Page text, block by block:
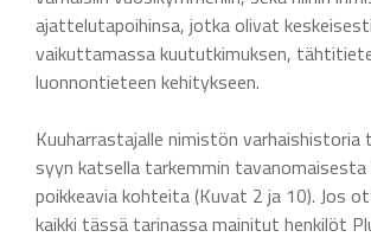
ajattelutapoihinsa, jotka olivat keskeisesti
vaikuttamassa kuututkimuksen,
luonnontieteen kehitykseen.
Kuuharrastajalle nimistön varhaishistoria
syyn katsella tarkemmin tavanomaisesta
poikkeavia kohteita (Kuvat 2 ja 10). Jos
kaikki tässä tarinassa mainitut henkilöt